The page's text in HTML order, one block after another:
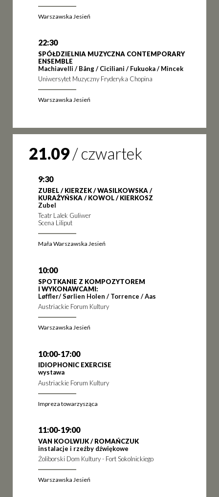
Warszawska Jesień
22:30
SPÓŁDZIELNIA MUZYCZNA CONTEMPORARY
ENSEMBLE
Machiavelli / Bång / Ciciliani / Fukuoka / Mincek
Uniwersytet Muzyczny Fryderyka Chopina
Warszawska Jesień
21.09/czwartek
9:30
ZUBEL / KIERZEK / WASILKOWSKA /
KURAŻYŃSKA / KOWOL / KIERKOSZ
Zubel
Teatr Lalek Guliwer
Scena Liliput
Mała Warszawska Jesień
10:00
SPOTKANIE Z KOMPOZYTOREM
I WYKONAWCAMI:
Løffler/ Sørlien Holen / Torrence / Aas
Austriackie Forum Kultury
Warszawska Jesień
10:00-17:00
IDIOPHONIC EXERCISE
wystawa
Austriackie Forum Kultury
Impreza towarzysząca
11:00-19:00
VAN KOOLWIJK / ROMAŃCZUK
instalacje i rzeźby dźwiękowe
Żoliborski Dom Kultury - Fort Sokolnickiego
Warszawska Jesień